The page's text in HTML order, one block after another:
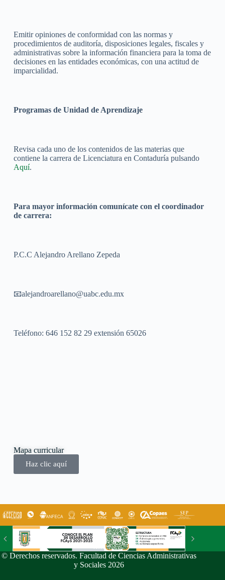
Emitir opiniones de conformidad con las normas y
procedimientos de auditoría, disposiciones legales, fiscales y
administrativas sobre la información financiera para la toma de
decisiones en las entidades económicas, con una actitud de
imparcialidad.
Programas de Unidad de Aprendizaje
Revisa cada uno de los contenidos de las materias que
contiene la carrera de Licenciatura en Contaduría pulsando
Aquí.
Para mayor información comunícate con el coordinador
de carrera:
P.C.C Alejandro Arellano Zepeda
📧alejandroarellano@uabc.edu.mx
Teléfono: 646 152 82 29 extensión 65026
Mapa curricular
Haz clic aquí
© Derechos reservados. Facultad de Ciencias Administrativas
y Sociales 2026